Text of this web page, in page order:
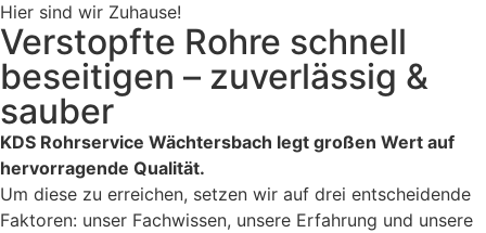
Hier sind wir Zuhause!
Verstopfte Rohre schnell
beseitigen – zuverlässig &
sauber
KDS Rohrservice Wächtersbach legt großen Wert auf
hervorragende Qualität.
Um diese zu erreichen, setzen wir auf drei entscheidende
Faktoren: unser Fachwissen, unsere Erfahrung und unsere